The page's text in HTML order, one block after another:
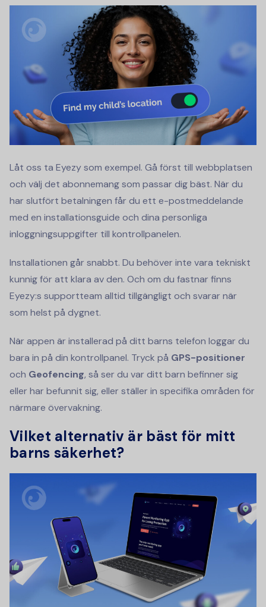
Låt oss ta Eyezy som exempel. Gå först till webbplatsen
och välj det abonnemang som passar dig bäst. När du
har slutfört betalningen får du ett e-postmeddelande
med en installationsguide och dina personliga
inloggningsuppgifter till kontrollpanelen.
Installationen går snabbt. Du behöver inte vara tekniskt
kunnig för att klara av den. Och om du fastnar finns
Eyezy:s supportteam alltid tillgängligt och svarar när
som helst på dygnet.
När appen är installerad på ditt barns telefon loggar du
bara in på din kontrollpanel. Tryck på GPS-positioner
och Geofencing, så ser du var ditt barn befinner sig
eller har befunnit sig, eller ställer in specifika områden för
närmare övervakning.
Vilket alternativ är bäst för mitt
barns säkerhet?